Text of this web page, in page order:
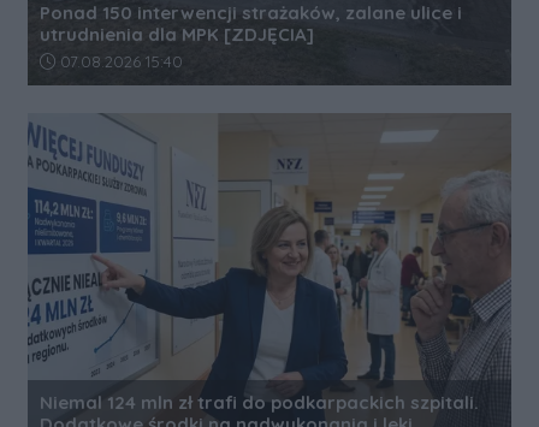
Ponad 150 interwencji strażaków, zalane ulice i
utrudnienia dla MPK [ZDJĘCIA]
Data dodania artykułu:
07.08.2026 15:40
Niemal 124 mln zł trafi do podkarpackich szpitali.